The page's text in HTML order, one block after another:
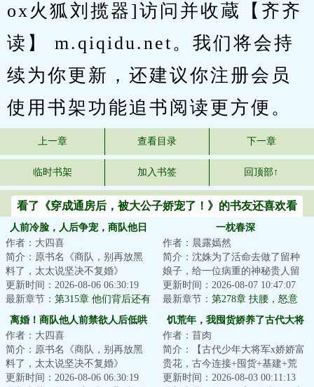
ox火狐刘揽器]访问并收蔵【齐齐
读】 m.qiqidu.net。我们将会持
续为你更新，还建议你注册会员
使用书架功能追书阅读更方便。
上一章 查看目录 下一章
临时书架 加入书签 回顶部↑
看了《穿成通房后，被大公子娇宠了！》的书友还喜欢看
人前冷脸，人后争宠，商队他日
日求复婚
作者：大四喜
简介：原书名《商队，别再放黑
料了，太太说坚决不复婚》
&lt;br/&gt;隐婚三年，许轻言忍够
了。&lt;br/&gt;...
更新时间：2026-08-06 06:30:19
最新章节： 第315章 他们背后还有
人！
一枕春深
作者：晨露嫣然
简介：沈姝为了活命去做了留种
娘子，给一位病重的神秘贵人留
下血脉。数年后，她带着软萌萌
的小女儿重返京...
更新时间：2026-08-07 10:47:07
最新章节： 第278章 扶腰，怒意
离婚！商队他人前禁欲人后低哄
作者：大四喜
简介：原书名《商队，别再放黑
料了，太太说坚决不复婚》
&lt;br/&gt;隐婚三年，许轻言忍够
更新时间：2026-08-06 06:30:19
饥荒年，我囤货娇养了古代大将
作者：苜肉
简介：【古代少年大将军x娇娇富
贵花，古今连接+囤货+基建+荒
年】叶苜苜发现祖传花瓶成精，
更新时间：2026-08-03 00:11:13